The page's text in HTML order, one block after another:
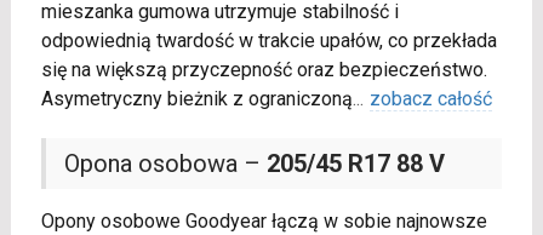
mieszanka gumowa utrzymuje stabilność i
odpowiednią twardość w trakcie upałów, co przekłada
się na większą przyczepność oraz bezpieczeństwo.
Asymetryczny bieżnik z ograniczoną... zobacz całość
Opona osobowa – 205/45 R17 88 V
Opony osobowe Goodyear łączą w sobie najnowsze